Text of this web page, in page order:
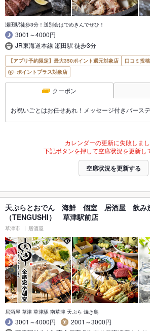
瀬田駅徒歩3分！送別会はでめきんでぜひ！
3001～4000円
JR東海道本線 瀬田駅 徒歩3分
【アプリ予約限定】最大350ポイント還元対象店
口コミ投
ポイントプラス対象店
クーポン
お祝いごとはお任せあれ！メッセージ付きバース
カレンダーの更新に失敗しまし
下記ボタンを押して空席状況を更新し
空席状況を更新する
天ぷらとおでん 海鮮 個室 居酒屋 飲み
（TENGUSHI） 草津駅前店
草津市 居酒屋
居酒屋 草津 草津駅 南草津 天ぷら 焼き鳥
3001～4000円
2001～3000円